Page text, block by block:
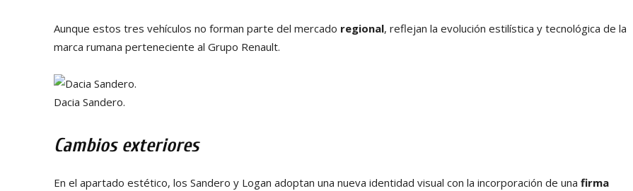
Aunque estos tres vehículos no forman parte del mercado regional, reflejan la evolución estilística y tecnológica de la
marca rumana perteneciente al Grupo Renault.
Dacia Sandero.
Cambios exteriores
En el apartado estético, los Sandero y Logan adoptan una nueva identidad visual con la incorporación de una firma